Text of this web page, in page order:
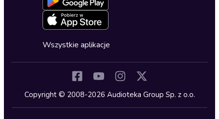
Kryminały
Lektury szkolne
Deklaracja dostępności
Oferta dla firm i bibliotek
Zapowiedzi
Cykle audiobooków
Wszystkie aplikacje
Copyright © 2008-2026 Audioteka Group Sp. z o.o.